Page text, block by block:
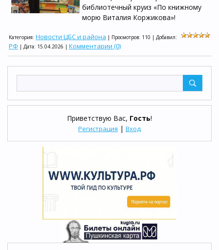
Приветствую Вас, Гость!
Регистрация | Вход
библиотечный круиз «По книжному
морю Виталия Коржикова»!
Категория: Новости ЦБС и района | Просмотров: 110 | Добавил:
РФ | Дата: 15.04.2026 | Комментарии (0)